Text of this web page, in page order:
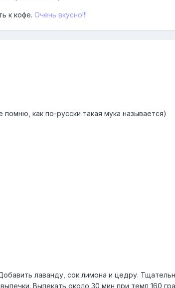
к кофе. Очень вкусно!!!
как по-русски такая мука называется)
лаванду, сок лимона и цедру.
Выпекать около 30 мин при темп 160